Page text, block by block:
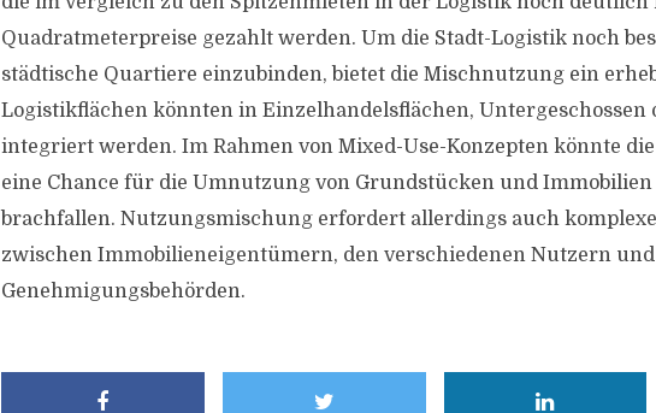
Quadratmeterpreise gezahlt werden. Um die Stadt-Logistik noch
städtische Quartiere einzubinden, bietet die Mischnutzung ein
Logistikflächen könnten in Einzelhandelsflächen, Untergeschossen
integriert werden. Im Rahmen von Mixed-Use-Konzepten könnte
eine Chance für die Umnutzung von Grundstücken und Immobilien
brachfallen. Nutzungsmischung erfordert allerdings auch
zwischen Immobilieneigentümern, den verschiedenen Nutzern und
Genehmigungsbehörden.